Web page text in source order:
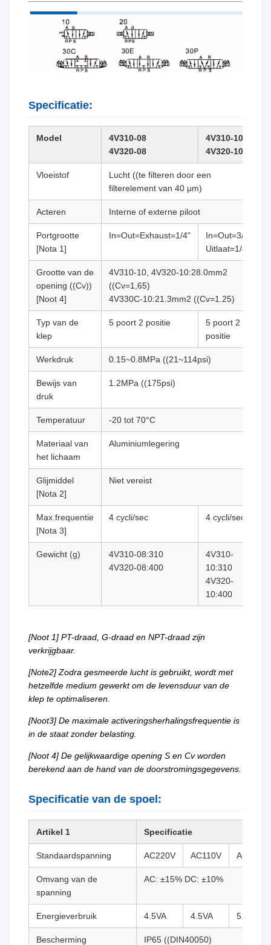
Specificatie:
Model
4V310-08
4V320-08
4V310-10
4V320-10
Vloeistof
Lucht ((te filteren door een
filterelement van 40 μm)
Acteren Interne of externe piloot
Portgrootte
[Nota 1]
In=Out=Exhaust=1/4"
In=Out=3/8"
Uitlaat=1/4"
Grootte van de
opening ((Cv))
[Noot 4]
4V310-10, 4V320-10:28.0mm2
((Cv=1,65)
4V330C-10:21.3mm2 ((Cv=1.25)
Typ van de
klep
5 poort 2 positie
5 poort 2
positie
Werkdruk 0.15~0.8MPa ((21~114psi)
Bewijs van
druk
1.2MPa ((175psi)
Temperatuur -20 tot 70°C
Materiaal van
het lichaam
Aluminiumlegering
Glijmiddel
[Nota 2]
Niet vereist
Max.frequentie
[Nota 3]
4 cycli/sec 4 cycli/sec
Gewicht (g)
4V310-08:310
4V320-08:400
4V310-
10:310
4V320-
10:400
[Noot 1] PT-draad, G-draad en NPT-draad zijn
verkrijgbaar.
[Note2] Zodra gesmeerde lucht is gebruikt, wordt met
hetzelfde medium gewerkt om de levensduur van de
klep te optimaliseren.
[Noot3] De maximale activeringsherhalingsfrequentie is
in de staat zonder belasting.
[Noot 4] De gelijkwaardige opening S en Cv worden
berekend aan de hand van de doorstromingsgegevens.
Specificatie van de spoel:
Artikel 1 Specificatie
Standaardspanning AC220V AC110V AC24V
Omvang van de
spanning
AC: ±15% DC: ±10%
Energieverbruik 4.5VA 4.5VA 5.0VA
Bescherming IP65 ((DIN40050)